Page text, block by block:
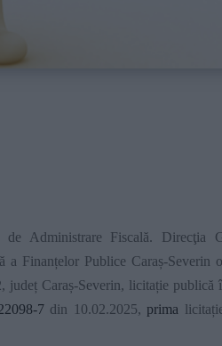
Administrare Fiscală. Direcţia
a Finanțelor Publice Caraș-Severin
Caraș-Severin, licitație publică
7 din 10.02.2025, prima